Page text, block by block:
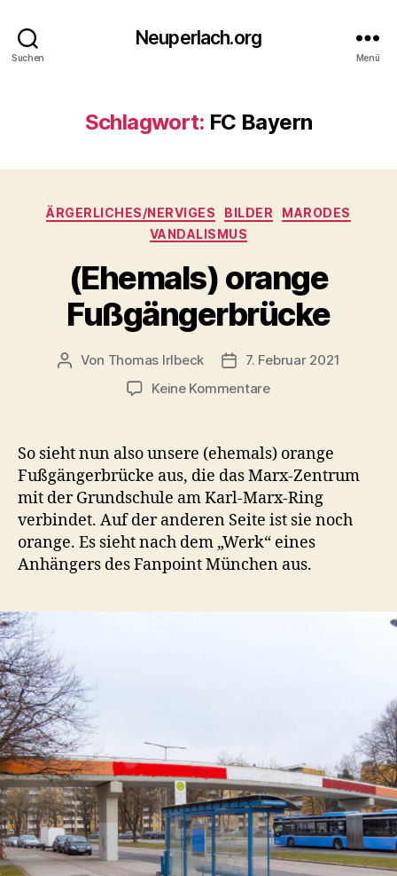
Suchen
Neuperlach.org
Menü
Schlagwort: FC Bayern
Kategorien
ÄRGERLICHES/NERVIGES BILDER
MARODES
VANDALISMUS
(Ehemals) orange
Fußgängerbrücke
Beitragsautor
Von Thomas Irlbeck Veröffentlichungsdatum
7. Februar 2021
Keine Kommentarezu
Fußgängerbrücke
So sieht nun also unsere (ehemals) orange
Fußgängerbrücke aus, die das Marx-Zentrum
mit der Grundschule am Karl-Marx-Ring
verbindet. Auf der anderen Seite ist sie noch
orange. Es sieht nach dem „Werk“ eines
Anhängers des Fanpoint München aus.